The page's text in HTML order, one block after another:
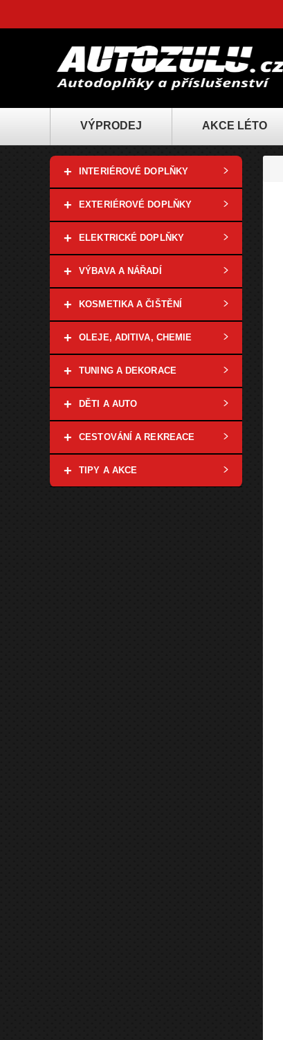
VÝPRODEJ AKCE LÉTO
+ INTERIÉROVÉ DOPLŇKY
+ EXTERIÉROVÉ DOPLŇKY
+ ELEKTRICKÉ DOPLŇKY
+ VÝBAVA A NÁŘADÍ
+ KOSMETIKA A ČIŠTĚNÍ
+ OLEJE, ADITIVA, CHEMIE
+ TUNING A DEKORACE
+ DĚTI A AUTO
+ CESTOVÁNÍ A REKREACE
+ TIPY A AKCE